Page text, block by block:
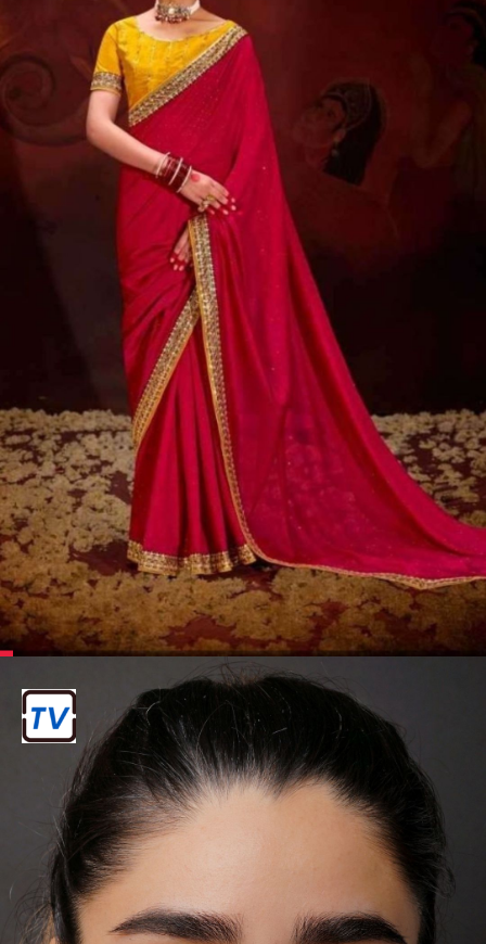
पेड़ो पर झूले सावन की फुहार मुबारक हो आपको
तीज का त्यौहार।